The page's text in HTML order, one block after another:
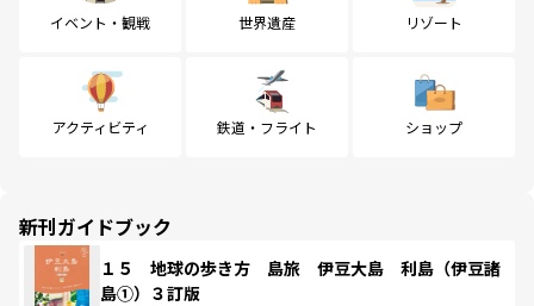
イベント・観戦 世界遺産 リゾート
アクティビティ 鉄道・フライト ショップ
新刊ガイドブック
１５ 地球の歩き方 島旅 伊豆大島 利島（伊豆諸
島①）３訂版